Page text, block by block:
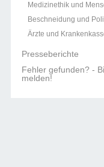
Medizinethik und
Beschneidung und
Ärzte und
Presseberichte
Fehler gefunden? -
melden!